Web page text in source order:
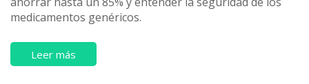
medicamentos genéricos.
Leer más